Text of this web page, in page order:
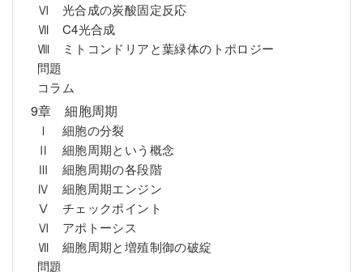
Ⅵ 光合成の炭酸固定反応
Ⅶ C4光合成
Ⅷ ミトコンドリアと葉緑体のトポロジー
問題
コラム
9章 細胞周期
Ⅰ 細胞の分裂
Ⅱ 細胞周期という概念
Ⅲ 細胞周期の各段階
Ⅳ 細胞周期エンジン
Ⅴ チェックポイント
Ⅵ アポトーシス
Ⅶ 細胞周期と増殖制御の破綻
問題